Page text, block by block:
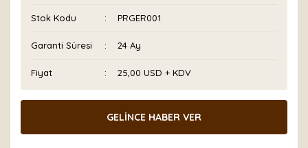
Stok Kodu PRGER001
Garanti Süresi 24 Ay
Fiyat 25,00 USD + KDV
GELİNCE HABER VER